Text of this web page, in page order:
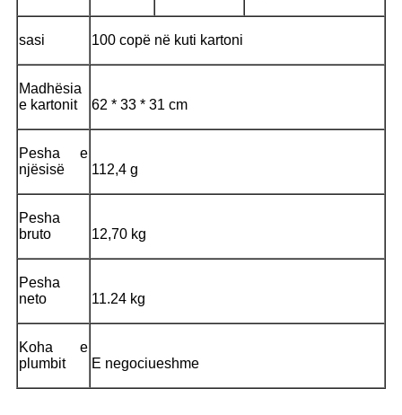
sasi 100 copë në kuti kartoni
Madhësia
e kartonit
62 * 33 * 31 cm
Pesha e
njësisë
112,4 g
Pesha
bruto
12,70 kg
Pesha
neto
11.24 kg
Koha e
plumbit
E negociueshme